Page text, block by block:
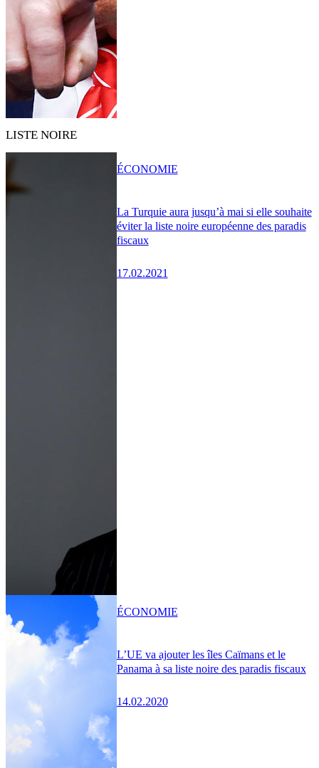
LISTE NOIRE
La Turquie aura jusqu’à mai si elle souhaite
éviter la liste noire européenne des paradis
fiscaux
17.02.2021
ÉCONOMIE
L’UE va ajouter les îles Caïmans et le
Panama à sa liste noire des paradis fiscaux
14.02.2020
ÉCONOMIE